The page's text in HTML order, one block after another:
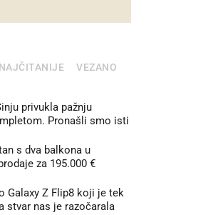
NAJČITANIJE VEZANO
privukla pažnju
Pronašli smo isti
s dva balkona u
za 195.000 €
Galaxy Z Flip8 koji je tek
stvar nas je razočarala